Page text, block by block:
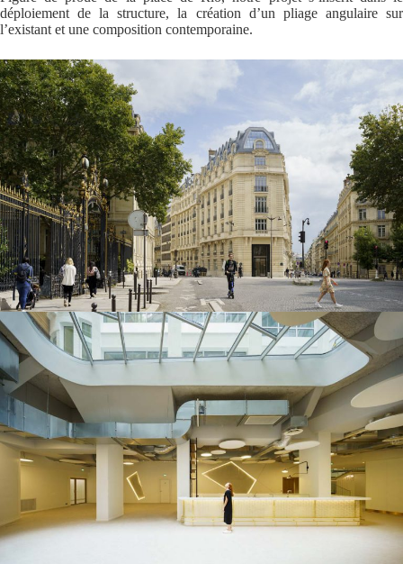
déploiement de la structure, la création d’un pliage angulaire sur
l’existant et une composition contemporaine.